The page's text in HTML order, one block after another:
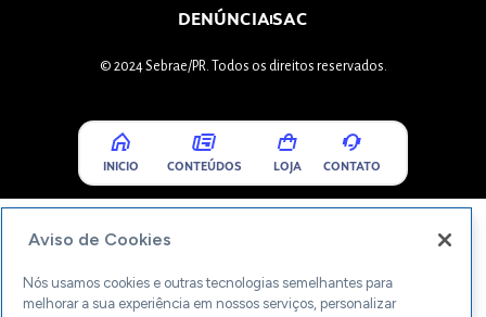
DENÚNCIASAC
© 2024 Sebrae/PR. Todos os direitos reservados.
INICIO CONTEÚDOS LOJA CONTATO
Aviso de Cookies
Nós usamos cookies e outras tecnologias semelhantes para
melhorar a sua experiência em nossos serviços, personalizar